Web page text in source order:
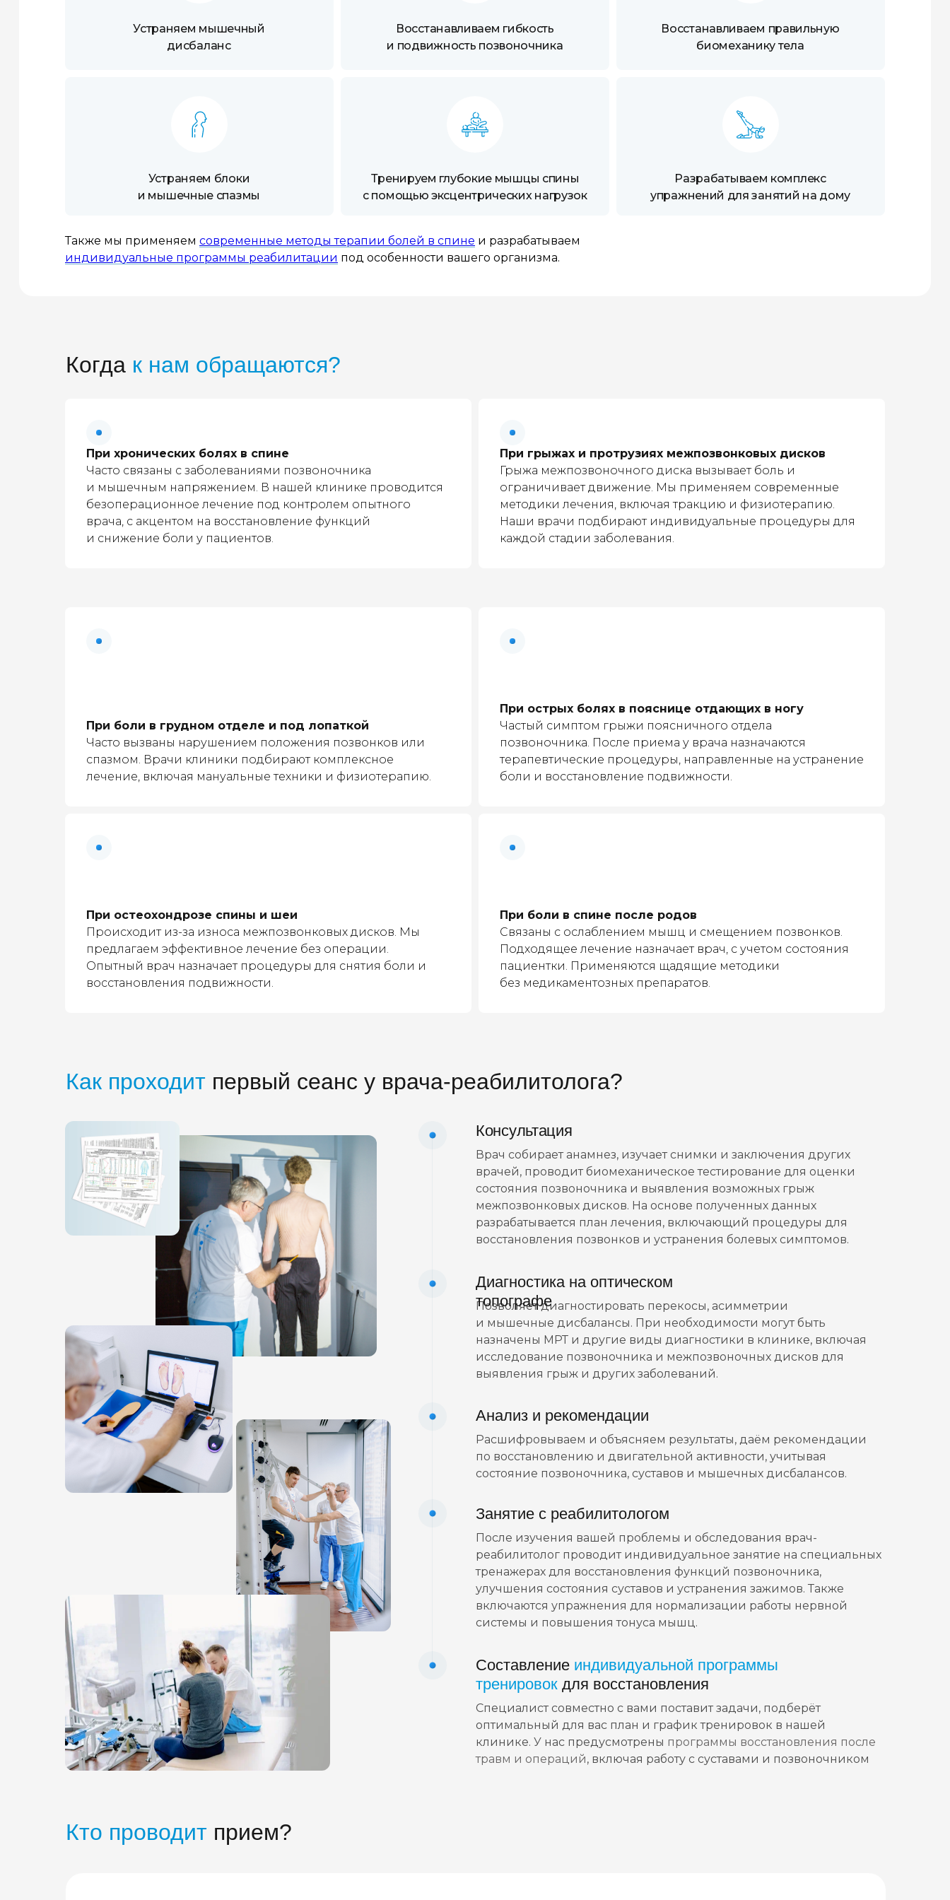
Устраняем мышечный
дисбаланс
Восстанавливаем гибкость
и подвижность позвоночника
Восстанавливаем правильную
биомеханику тела
Устраняем блоки
и мышечные спазмы
Тренируем глубокие мышцы спины
с помощью эксцентрических нагрузок
Разрабатываем комплекс
упражнений для занятий на дому
Также мы применяем современные методы терапии болей в спине и разрабатываем
индивидуальные программы реабилитации под особенности вашего организма.
Когда к нам обращаются?
При хронических болях в спине
Часто связаны с заболеваниями позвоночника
и мышечным напряжением. В нашей клинике проводится
безоперационное лечение под контролем опытного
врача, с акцентом на восстановление функций
и снижение боли у пациентов.
При грыжах и протрузиях межпозвонковых дисков
Грыжа межпозвоночного диска вызывает боль и
ограничивает движение. Мы применяем современные
методики лечения, включая тракцию и физиотерапию.
Наши врачи подбирают индивидуальные процедуры для
каждой стадии заболевания.
При острых болях в пояснице отдающих в ногу
Частый симптом грыжи поясничного отдела
позвоночника. После приема у врача назначаются
терапевтические процедуры, направленные на устранение
боли и восстановление подвижности.
При боли в грудном отделе и под лопаткой
Часто вызваны нарушением положения позвонков или
спазмом. Врачи клиники подбирают комплексное
лечение, включая мануальные техники и физиотерапию.
При остеохондрозе спины и шеи
Происходит из-за износа межпозвонковых дисков. Мы
предлагаем эффективное лечение без операции.
Опытный врач назначает процедуры для снятия боли и
восстановления подвижности.
При боли в спине после родов
Связаны с ослаблением мышц и смещением позвонков.
Подходящее лечение назначает врач, с учетом состояния
пациентки. Применяются щадящие методики
без медикаментозных препаратов.
Как проходит первый сеанс у врача-реабилитолога?
Позволяет диагностировать перекосы, асимметрии
и мышечные дисбалансы. При необходимости могут быть
назначены МРТ и другие виды диагностики в клинике, включая
исследование позвоночника и межпозвоночных дисков для
выявления грыж и других заболеваний.
Диагностика на оптическом
топографе
Врач собирает анамнез, изучает снимки и заключения других
врачей, проводит биомеханическое тестирование для оценки
состояния позвоночника и выявления возможных грыж
межпозвонковых дисков. На основе полученных данных
разрабатывается план лечения, включающий процедуры для
восстановления позвонков и устранения болевых симптомов.
Консультация
Расшифровываем и объясняем результаты, даём рекомендации
по восстановлению и двигательной активности, учитывая
состояние позвоночника, суставов и мышечных дисбалансов.
Анализ и рекомендации
После изучения вашей проблемы и обследования врач-
реабилитолог проводит индивидуальное занятие на специальных
тренажерах для восстановления функций позвоночника,
улучшения состояния суставов и устранения зажимов. Также
включаются упражнения для нормализации работы нервной
системы и повышения тонуса мышц.
Занятие с реабилитологом
Специалист совместно с вами поставит задачи, подберёт
оптимальный для вас план и график тренировок в нашей
клинике. У нас предусмотрены программы восстановления после
травм и операций, включая работу с суставами и позвоночником
Составление индивидуальной программы
тренировок для восстановления
Кто проводит прием?